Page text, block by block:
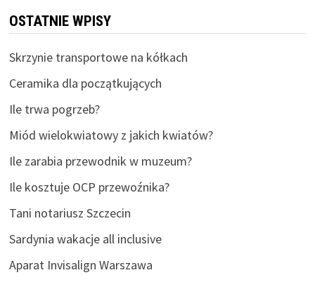
OSTATNIE WPISY
Skrzynie transportowe na kółkach
Ceramika dla początkujących
Ile trwa pogrzeb?
Miód wielokwiatowy z jakich kwiatów?
Ile zarabia przewodnik w muzeum?
Ile kosztuje OCP przewoźnika?
Tani notariusz Szczecin
Sardynia wakacje all inclusive
Aparat Invisalign Warszawa